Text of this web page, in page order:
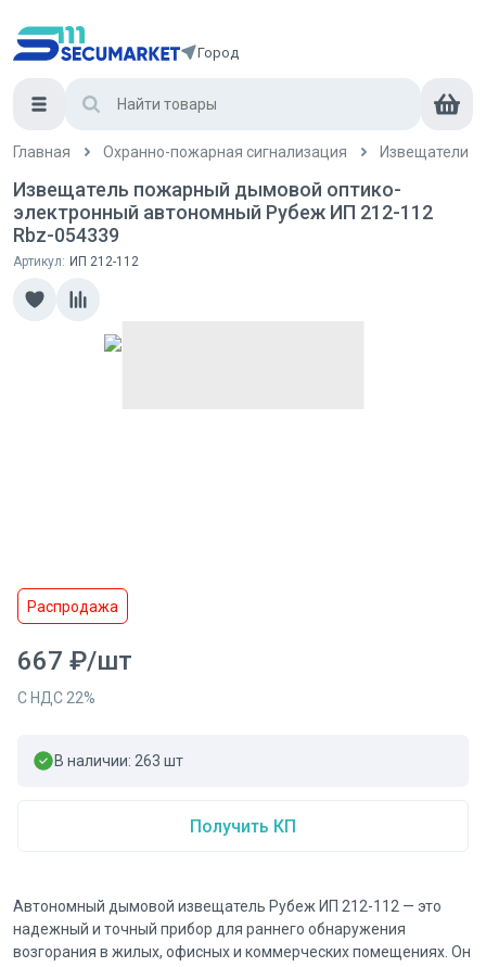
Город
Главная Охранно-пожарная сигнализация Извещатели
Извещатель пожарный дымовой оптико-
электронный автономный Рубеж ИП 212-112
Rbz-054339
Артикул: ИП 212-112
Распродажа
667 ₽/шт
С НДС 22%
В наличии: 263 шт
Получить КП
Автономный дымовой извещатель Рубеж ИП 212-112 — это
надежный и точный прибор для раннего обнаружения
возгорания в жилых, офисных и коммерческих помещениях. Он